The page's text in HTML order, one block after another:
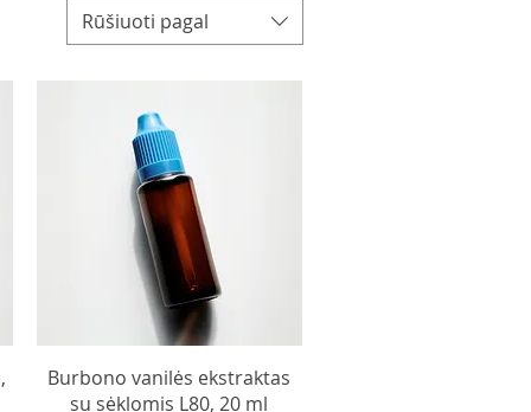
Rūšiuoti pagal
Burbono vanilės ekstraktas
su sėklomis L80, 20 ml